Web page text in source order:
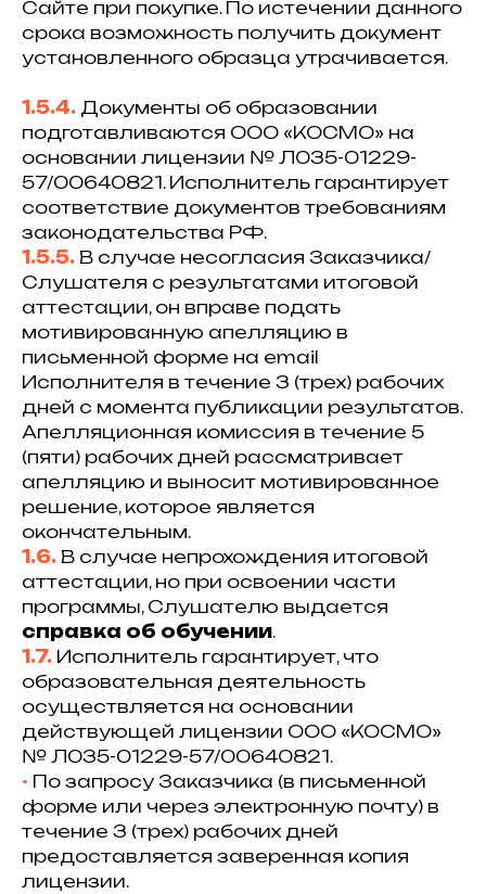
Сайте при покупке. По истечении данного
срока возможность получить документ
установленного образца утрачивается.
1.5.4. Документы об образовании
подготавливаются ООО «КОСМО» на
основании лицензии № Л035-01229-
57/00640821. Исполнитель гарантирует
соответствие документов требованиям
законодательства РФ.
1.5.5. В случае несогласия Заказчика/
Слушателя с результатами итоговой
аттестации, он вправе подать
мотивированную апелляцию в
письменной форме на email
Исполнителя в течение 3 (трех) рабочих
дней с момента публикации результатов.
Апелляционная комиссия в течение 5
(пяти) рабочих дней рассматривает
апелляцию и выносит мотивированное
решение, которое является
окончательным.
1.6. В случае непрохождения итоговой
аттестации, но при освоении части
программы, Слушателю выдается
справка об обучении.
1.7. Исполнитель гарантирует, что
образовательная деятельность
осуществляется на основании
действующей лицензии ООО «КОСМО»
№ Л035-01229-57/00640821.
•⁠ По запросу Заказчика (в письменной
форме или через электронную почту) в
течение 3 (трех) рабочих дней
предоставляется заверенная копия
лицензии.